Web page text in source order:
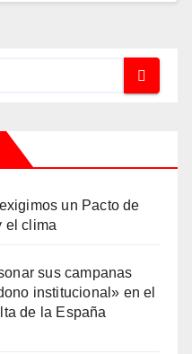
un Pacto de
el clima
sus campanas
institucional» en el
de la España